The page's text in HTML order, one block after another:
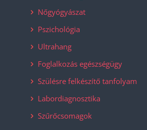
Nőgyógyászat
Pszichológia
Ultrahang
Foglalkozás egészségügy
Szülésre felkészítő tanfolyam
Labordiagnosztika
Szűrőcsomagok